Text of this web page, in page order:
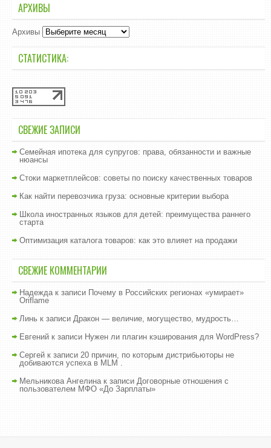
АРХИВЫ
Архивы
СТАТИСТИКА:
СВЕЖИЕ ЗАПИСИ
Семейная ипотека для супругов: права, обязанности и важные
нюансы
Стоки маркетплейсов: советы по поиску качественных товаров
Как найти перевозчика груза: основные критерии выбора
Школа иностранных языков для детей: преимущества раннего
старта
Оптимизация каталога товаров: как это влияет на продажи
СВЕЖИЕ КОММЕНТАРИИ
Надеждак записи Почему в Российских регионах «умирает»
Oriflame
Линь к записи Дракон — величие, могущество, мудрость…
Евгений к записи Нужен ли плагин кэширования для WordPress?
Сергей к записи 20 причин, по которым дистрибьюторы не
добиваются успеха в MLM .
Мельникова Ангелинак записи Договорные отношения с
пользователем МФО «До Зарплаты»